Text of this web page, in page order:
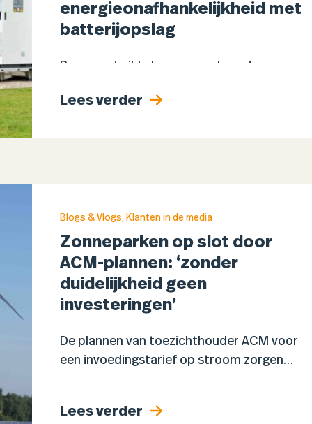
energieonafhankelijkheid met
batterijopslag
Bruns, ontwikkelaar en producent van
een grootschalig batterijopslagsysteem in
Lees verder
Blogs & Vlogs, Klanten in de media
Zonneparken op slot door
ACM-plannen: ‘zonder
duidelijkheid geen
investeringen’
De plannen van toezichthouder ACM voor
een invoedingstarief op stroom zorgen
leidt de onduidelijkheid rond de uitwerking
Lees verder